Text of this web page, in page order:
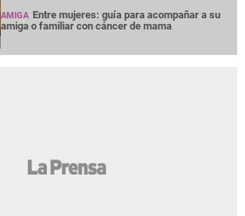
AMIGA Entre mujeres: guía para acompañar a su
amiga o familiar con cáncer de mama